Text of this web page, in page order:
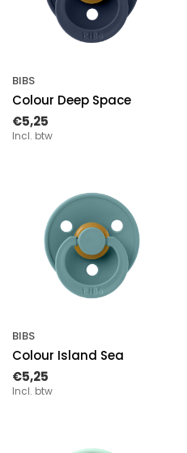
BIBS
Colour Deep Space
€5,25
Incl. btw
BIBS
Colour Island Sea
€5,25
Incl. btw